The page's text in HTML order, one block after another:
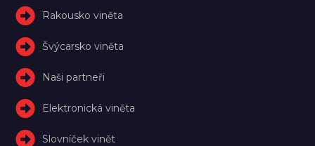
Rakousko viněta
Švýcarsko viněta
Naši partneři
Elektronická viněta
Slovníček vinět